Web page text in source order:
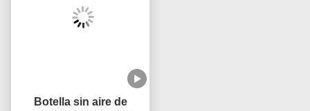
Botella sin aire de